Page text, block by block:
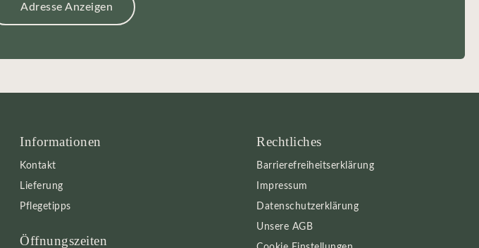
Adresse Anzeigen
Informationen
Kontakt
Lieferung
Pflegetipps
Öffnungszeiten
Rechtliches
Barrierefreiheitserklärung
Impressum
Datenschutzerklärung
Unsere AGB